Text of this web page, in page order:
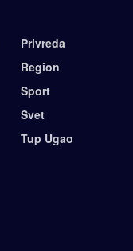
Privreda
Region
Sport
Svet
Tup Ugao